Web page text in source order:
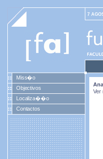
7
Miss�o
Objectivos
Localiza��o
Contactos